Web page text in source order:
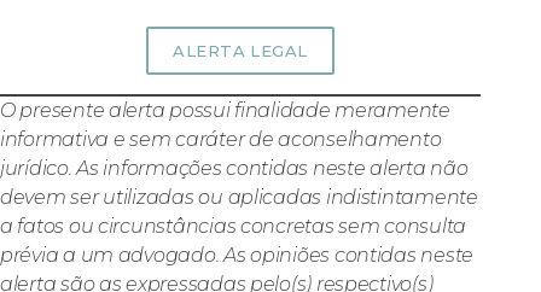
ALERTA LEGAL
O presente alerta possui finalidade meramente
informativa e sem caráter de aconselhamento
jurídico. As informações contidas neste alerta não
devem ser utilizadas ou aplicadas indistintamente
a fatos ou circunstâncias concretas sem consulta
prévia a um advogado. As opiniões contidas neste
alerta são as expressadas pelo(s) respectivo(s)